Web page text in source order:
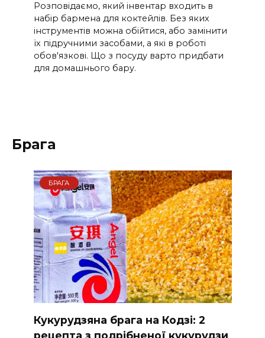
Розповідаємо, який інвентар входить в
набір бармена для коктейлів. Без яких
інструментів можна обійтися, або замінити
їх підручними засобами, а які в роботі
обов'язкові. Що з посуду варто придбати
для домашнього бару.
Брага
БРАГА
Кукурудзяна брага на Кодзі: 2
рецепта з подрібненої кукурудзи